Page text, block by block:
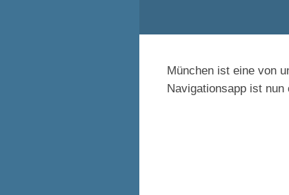
München ist eine von
Navigationsapp ist